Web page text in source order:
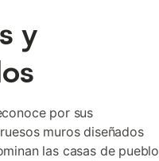
y
por sus
muros diseñados
las casas de pueblo